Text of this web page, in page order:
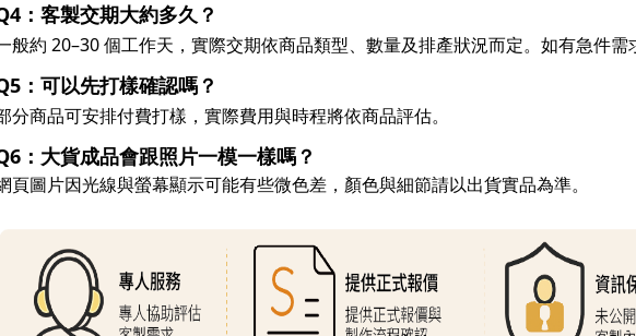
：客製交期大約多久？
般約 20–30 個工作天，實際交期依商品類型、數量及排產狀況而定。如有急件需
：可以先打樣確認嗎？
分商品可安排付費打樣，實際費用與時程將依商品評估。
：大貨成品會跟照片一模一樣嗎？
頁圖片因光線與螢幕顯示可能有些微色差，顏色與細節請以出貨實品為準。